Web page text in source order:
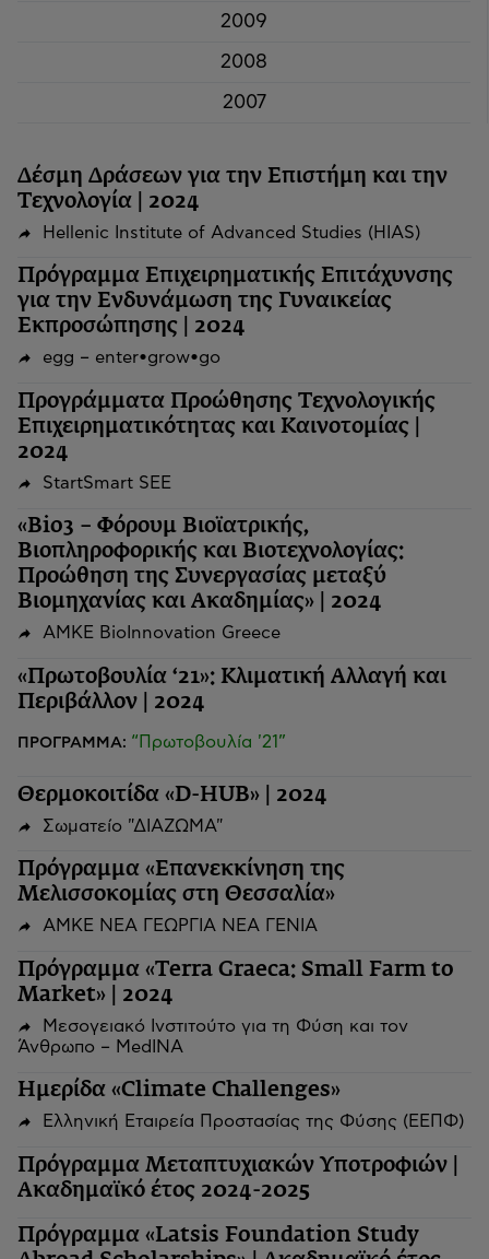
2009
2008
2007
Δέσμη Δράσεων για την Επιστήμη και την
Τεχνολογία | 2024
Hellenic Institute of Advanced Studies (HIAS)
Πρόγραμμα Επιχειρηματικής Επιτάχυνσης
για την Ενδυνάμωση της Γυναικείας
Εκπροσώπησης | 2024
egg – enter•grow•go
Προγράμματα Προώθησης Τεχνολογικής
Επιχειρηματικότητας και Καινοτομίας |
2024
StartSmart SEE
«Bio3 – Φόρουμ Βιοϊατρικής,
Βιοπληροφορικής και Βιοτεχνολογίας:
Προώθηση της Συνεργασίας μεταξύ
Βιομηχανίας και Ακαδημίας» | 2024
ΑΜΚΕ BioInnovation Greece
«Πρωτοβουλία ‘21»: Κλιματική Αλλαγή και
Περιβάλλον | 2024
ΠΡΟΓΡΑΜΜΑ: “Πρωτοβουλία '21”
Θερμοκοιτίδα «D-HUB» | 2024
Σωματείο "ΔΙΑΖΩΜΑ"
Πρόγραμμα «Επανεκκίνηση της
Μελισσοκομίας στη Θεσσαλία»
ΑΜΚΕ ΝΕΑ ΓΕΩΡΓΙΑ ΝΕΑ ΓΕΝΙΑ
Πρόγραμμα «Terra Graeca: Small Farm to
Market» | 2024
Μεσογειακό Ινστιτούτο για τη Φύση και τον
Άνθρωπο – MedINA
Ημερίδα «Climate Challenges»
Ελληνική Εταιρεία Προστασίας της Φύσης (ΕΕΠΦ)
Πρόγραμμα Μεταπτυχιακών Υποτροφιών |
Ακαδημαϊκό έτος 2024-2025
Πρόγραμμα «Latsis Foundation Study